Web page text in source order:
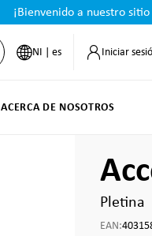
¡Bienvenido a nuestro
NI | es Iniciar
ACERCA DE NOSOTROS
Pletina
EAN: